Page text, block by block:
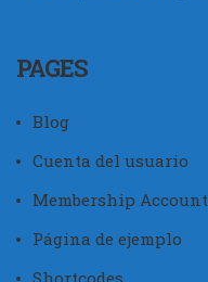
PAGES
Blog
Cuenta del usuario
Membership Account
Página de ejemplo
Shortcodes